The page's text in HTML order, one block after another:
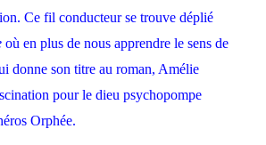
Ce fil conducteur se trouve déplié
où en plus de nous apprendre le sens de
donne son titre au roman, Amélie
pour le dieu psychopompe
Orphée.